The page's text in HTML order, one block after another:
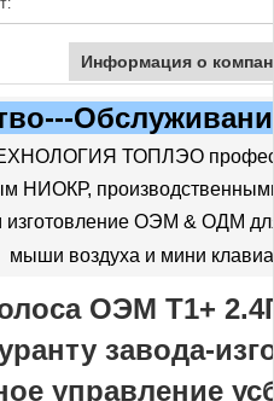
Информация о
ТОПЛЭО
НИОКР,
ОЭМ & ОДМ
мыши воздуха и мини
ОЭМ Т1+
завода-
управление